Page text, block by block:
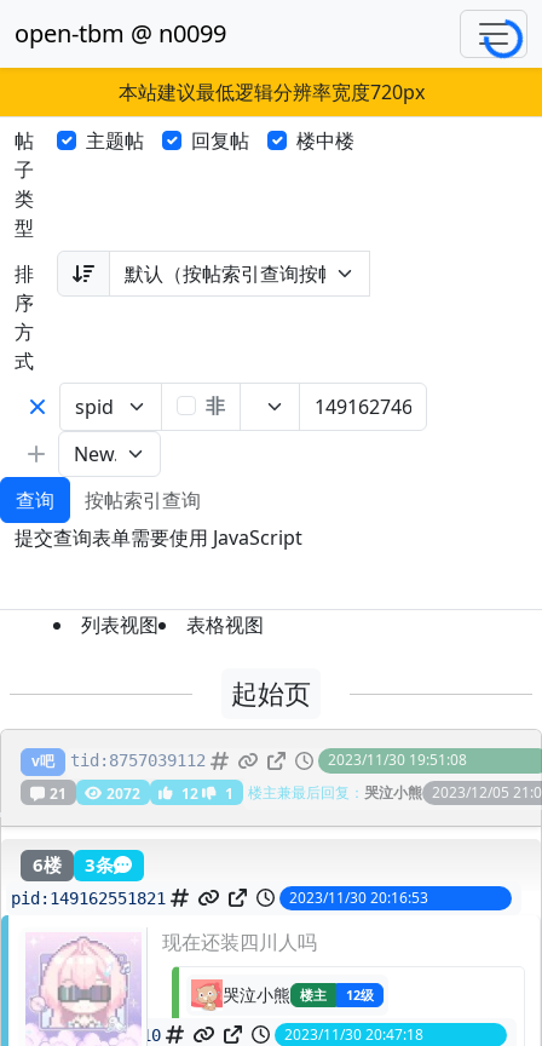
open-tbm @ n0099
本站建议最低逻辑分辨率宽度720px
帖
子
类
型
主题帖 回复帖 楼中楼
排
序
方
式
非
查询
按帖索引查询
提交查询表单需要使用 JavaScript
列表视图 表格视图
起始页
v吧 刚进直播间就看到贝拉在编故事
tid: 8757039112
2023/11/30 19:51:08
21
2072 12 1 楼主兼最后回复： 哭泣小熊 2023/12/05
6楼 3条
pid: 149162551821 2023/11/30 20:16:53
现在还装四川人吗
哭泣小熊 楼主 12级
149162746710 2023/11/30 20:47:18